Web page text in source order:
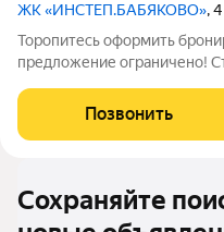
ЖК «ИНСТЕП.БАБЯКОВО»,
Торопитесь оформить
предложение ограничено!
вам все подробно
предчистовой отделкой в
Позвонить
Сохраняйте